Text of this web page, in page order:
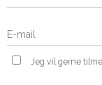
Jeg vil gerne